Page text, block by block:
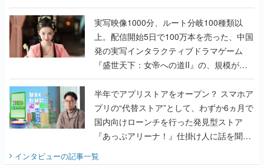
『TATSUJIN EXTREME』で初タッグを組
んだレジェンド2人に訊く開発秘話
実写映像1000分、ルート分岐100種類以
上。配信開始5日で100万本を売った、中国
発の実写インタラクティブドラマゲーム
『盛世天下：女帝への道II』の、規模が違
うこだわりをプロデューサーに聞いた
半年でアプリストアをオープン？ スマホア
プリの“代替ストア”として、わずか6ヵ月で
国内向けローンチを行った発見型ストア
『あっぷアリーナ！』仕掛け人に話を聞い
インタビューの記事一覧